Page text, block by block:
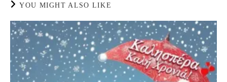
YOU MIGHT ALSO LIKE